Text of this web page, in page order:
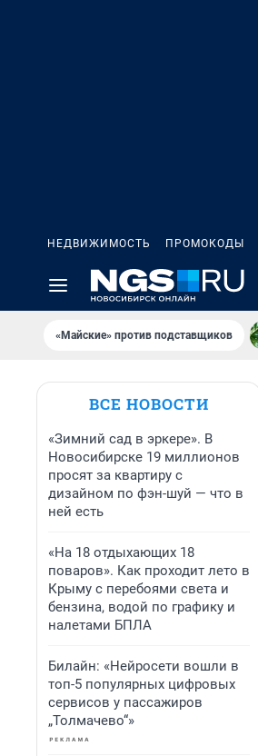
НЕДВИЖИМОСТЬ ПРОМОКОДЫ
«Майские» против подставщиков
ВСЕ НОВОСТИ
«Зимний сад в эркере». В
Новосибирске 19 миллионов
просят за квартиру с
дизайном по фэн-шуй — что в
ней есть
«На 18 отдыхающих 18
поваров». Как проходит лето в
Крыму с перебоями света и
бензина, водой по графику и
налетами БПЛА
Билайн: «Нейросети вошли в
топ-5 популярных цифровых
сервисов у пассажиров
„Толмачево“»